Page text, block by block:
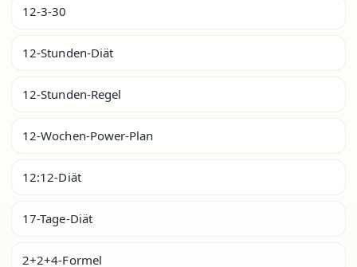
12-3-30
12-Stunden-Diät
12-Stunden-Regel
12-Wochen-Power-Plan
12:12-Diät
17-Tage-Diät
2+2+4-Formel